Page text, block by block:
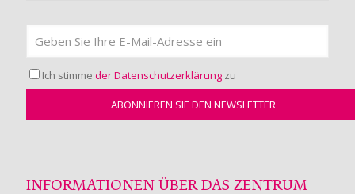
Ich stimme der Datenschutzerklärung zu
INFORMATIONEN ÜBER DAS ZENTRUM